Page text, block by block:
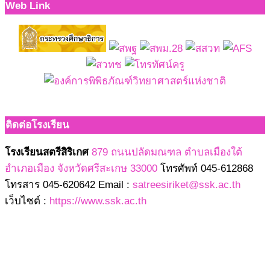
Web Link
ติดต่อโรงเรียน
โรงเรียนสตรีสิริเกศ 879 ถนนปลัดมณฑล ตำบลเมืองใต้
อำเภอเมือง จังหวัดศรีสะเกษ 33000 โทรศัพท์ 045-612868
โทรสาร 045-620642 Email : satreesiriket@ssk.ac.th
เว็บไซต์ : https://www.ssk.ac.th